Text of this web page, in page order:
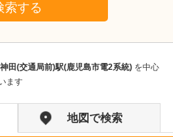
索する
神田(交通局前)駅(鹿児島市電2系統) を中心
ます
地図で検索